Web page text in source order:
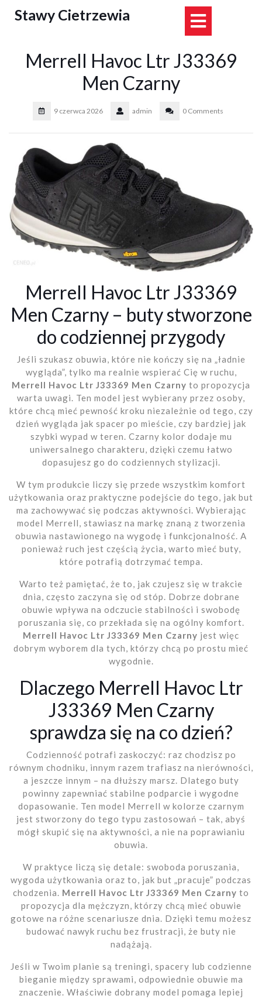
Stawy Cietrzewia
Merrell Havoc Ltr J33369
Men Czarny
9 czerwca 2026 admin 0 Comments
Merrell Havoc Ltr J33369
Men Czarny – buty stworzone
do codziennej przygody
Jeśli szukasz obuwia, które nie kończy się na „ładnie
wygląda”, tylko ma realnie wspierać Cię w ruchu,
Merrell Havoc Ltr J33369 Men Czarny to propozycja
warta uwagi. Ten model jest wybierany przez osoby,
które chcą mieć pewność kroku niezależnie od tego, czy
dzień wygląda jak spacer po mieście, czy bardziej jak
szybki wypad w teren. Czarny kolor dodaje mu
uniwersalnego charakteru, dzięki czemu łatwo
dopasujesz go do codziennych stylizacji.
W tym produkcie liczy się przede wszystkim komfort
użytkowania oraz praktyczne podejście do tego, jak but
ma zachowywać się podczas aktywności. Wybierając
model Merrell, stawiasz na markę znaną z tworzenia
obuwia nastawionego na wygodę i funkcjonalność. A
ponieważ ruch jest częścią życia, warto mieć buty,
które potrafią dotrzymać tempa.
Warto też pamiętać, że to, jak czujesz się w trakcie
dnia, często zaczyna się od stóp. Dobrze dobrane
obuwie wpływa na odczucie stabilności i swobodę
poruszania się, co przekłada się na ogólny komfort.
Merrell Havoc Ltr J33369 Men Czarny jest więc
dobrym wyborem dla tych, którzy chcą po prostu mieć
wygodnie.
Dlaczego Merrell Havoc Ltr
J33369 Men Czarny
sprawdza się na co dzień?
Codzienność potrafi zaskoczyć: raz chodzisz po
równym chodniku, innym razem trafiasz na nierówności,
a jeszcze innym – na dłuższy marsz. Dlatego buty
powinny zapewniać stabilne podparcie i wygodne
dopasowanie. Ten model Merrell w kolorze czarnym
jest stworzony do tego typu zastosowań – tak, abyś
mógł skupić się na aktywności, a nie na poprawianiu
obuwia.
W praktyce liczą się detale: swoboda poruszania,
wygoda użytkowania oraz to, jak but „pracuje” podczas
chodzenia. Merrell Havoc Ltr J33369 Men Czarny to
propozycja dla mężczyzn, którzy chcą mieć obuwie
gotowe na różne scenariusze dnia. Dzięki temu możesz
budować nawyk ruchu bez frustracji, że buty nie
nadążają.
Jeśli w Twoim planie są treningi, spacery lub codzienne
bieganie między sprawami, odpowiednie obuwie ma
znaczenie. Właściwie dobrany model pomaga lepiej